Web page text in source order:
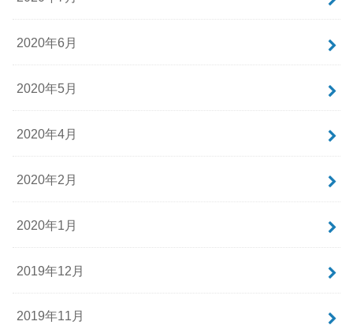
2020年6月
2020年5月
2020年4月
2020年2月
2020年1月
2019年12月
2019年11月